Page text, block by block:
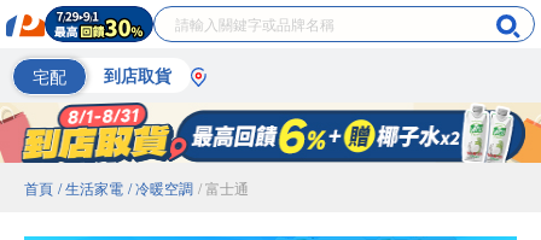
宅配 到店取貨
首頁 / 生活家電 / 冷暖空調 / 富士通